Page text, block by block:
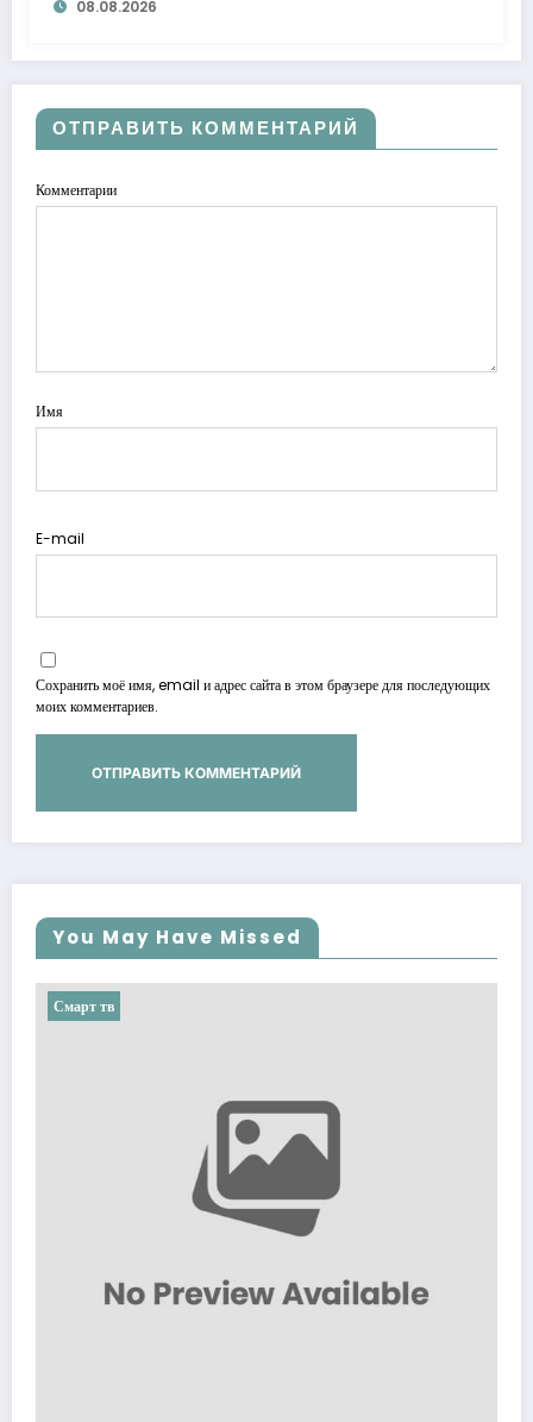
08.08.2026
ОТПРАВИТЬ КОММЕНТАРИЙ
Комментарии
Имя
E-mail
Сохранить моё имя, email и адрес сайта в этом браузере для последующих
моих комментариев.
You May Have Missed
Смарт тв